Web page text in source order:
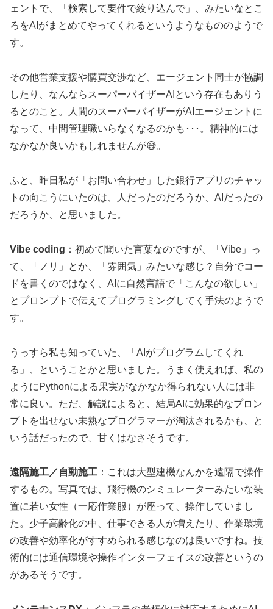
ェントで、「検索して要件で絞り込んで」、みたいなとこ
ろをAIがまとめてやってくれるというようなもののようで
す。
その他営業支援や購買交渉など、エージェント同士が協調
したり、なんならスーパーバイザーAIという存在もありう
るとのこと。人間のスーパーバイザーがAIエージェントに
なって、中間管理職いらなくなるのかも･･･。精神的には
なかなか良いかもしれませんが😅。
ふと、昨日私が「お問い合わせ」した銀行アプリのチャッ
トの向こうにいたのは、人だったのだろうか、AIだったの
だろうか、と思いました。
Vibe coding ：初めて聞いた言葉なのですが、「Vibe」っ
て、「ノリ」とか、「雰囲気」みたいな感じ？自分でコー
ドを書くのではなく、AIに自然言語で「こんなの欲しい」
とプロンプトで伝えてプログラミングしてく手法のようで
す。
うっすら私も知っていた、「AIがプログラムしてくれ
る」、ということかと思いました。うまく使えれば、私の
ようにPythonによる果実がなかなか得られない人には非
常に良い。ただ、解説によると、結局AIに効果的なプロン
プトを出せない未熟なプログラマーが淘汰されるかも、と
いう話だったので、甘くはなさそうです。
遠隔施工／自動施工 ：これは大型建機なんかを遠隔で操作
するもの。写真では、飛行機のシミュレーターみたいな装
置に若い女性（一応作業服）が座って、操作していまし
た。少子高齢化の中、仕事できる人が増えたり、作業環境
の改善や効率化がすすめられる感じなのは良いですね。技
術的には通信環境や操作インターフェイスの改善というの
があるそうです。